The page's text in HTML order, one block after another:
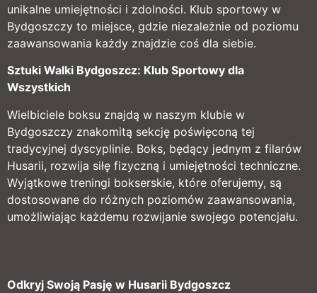
unikalne umiejętności i zdolności. Klub sportowy w
Bydgoszczy to miejsce, gdzie niezależnie od poziomu
zaawansowania każdy znajdzie coś dla siebie.
Sztuki Walki Bydgoszcz: Klub Sportowy dla
Wszystkich
Wielbiciele boksu znajdą w naszym klubie w
Bydgoszczy znakomitą sekcję poświęconą tej
tradycyjnej dyscyplinie. Boks, będący jednym z filarów
Husarii, rozwija siłę fizyczną i umiejętności techniczne.
Wyjątkowe treningi bokserskie, które oferujemy, są
dostosowane do różnych poziomów zaawansowania,
umożliwiając każdemu rozwijanie swojego potencjału.
Odkryj Swoją Pasję w Husarii Bydgoszcz